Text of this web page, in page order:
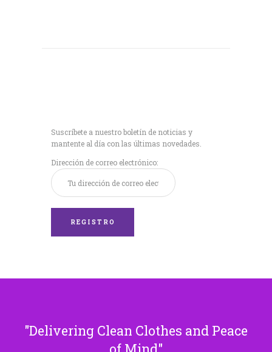
Suscríbete a nuestro boletín de noticias y
mantente al día con las últimas novedades.
Dirección de correo electrónico:
Delivering Clean Clothes and Peace